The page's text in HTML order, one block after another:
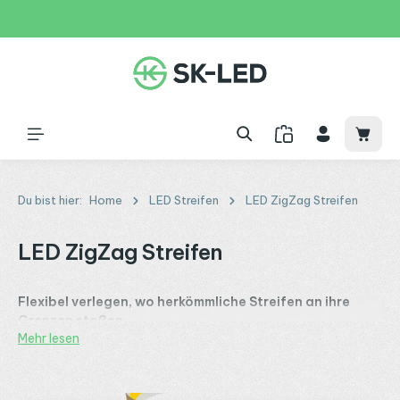
Du bist hier: Home LED Streifen LED ZigZag Streifen
LED ZigZag Streifen
Flexibel verlegen, wo herkömmliche Streifen an ihre
Grenzen stoßen
zickzackförmige Leiterplattenstruktur
Mehr lesen